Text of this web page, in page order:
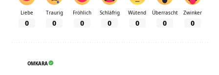
Liebe
0
Traurig
0
Fröhlich
0
Schläfrig
0
Wütend
0
Überrascht
0
Zwinker
0
OMKARA